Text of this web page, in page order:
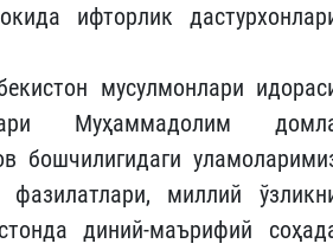
ифторлик
мусулмонлари
Муҳаммадолим
бошчилигидаги
миллий
диний-маърифий